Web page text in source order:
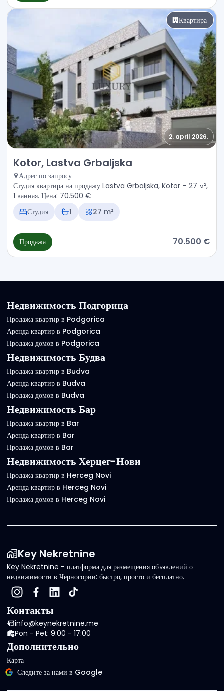
Квартира
2. april 2026.
Продажа - Квартира Kotor, Lastva Grbaljska
Kotor, Lastva Grbaljska
Адрес по запросу
Студия квартира на продажу Lastva Grbaljska, Kotor – 27 м²,
1 ванная. Цена: 70.500 €
Студия
1 27 m²
Продажа 70.500 €
Недвижимость Подгорица
Продажа квартир в Podgorica
Аренда квартир в Podgorica
Продажа домов в Podgorica
Недвижимость Будва
Продажа квартир в Budva
Аренда квартир в Budva
Продажа домов в Budva
Недвижимость Бар
Продажа квартир в Bar
Аренда квартир в Bar
Продажа домов в Bar
Недвижимость Херцег-Нови
Продажа квартир в Herceg Novi
Аренда квартир в Herceg Novi
Продажа домов в Herceg Novi
Key Nekretnine
Key Nekretnine - платформа для размещения объявлений о
недвижимости в Черногории: быстро, просто и бесплатно.
Контакты
info@keynekretnine.me
Pon - Pet: 9:00 - 17:00
Дополнительно
Карта
Следите за нами в Google